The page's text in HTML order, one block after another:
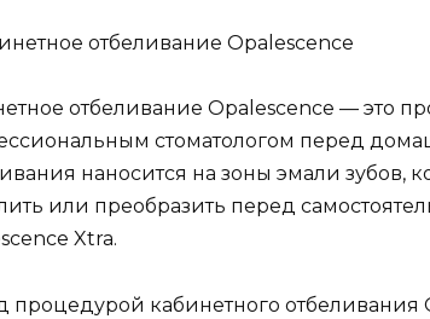
отбеливание Opalescence — это
стоматологом перед
наносится на зоны эмали зубов,
или преобразить перед
Xtra.
процедурой кабинетного отбеливания